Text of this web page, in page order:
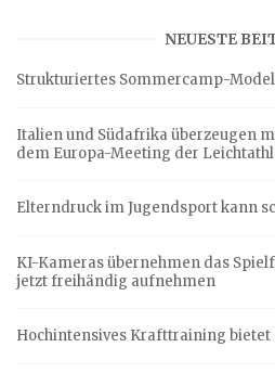
NEUESTE
Strukturiertes Sommercamp-
Italien und Südafrika überzeugen
dem Europa-Meeting der
Elterndruck im Jugendsport kann
KI-Kameras übernehmen das
jetzt freihändig aufnehmen
Hochintensives Krafttraining